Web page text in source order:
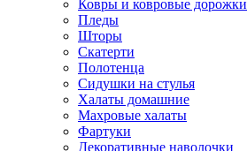
Ковры и ковровые дорожки
Пледы
Шторы
Скатерти
Полотенца
Сидушки на стулья
Халаты домашние
Махровые халаты
Фартуки
Декоративные наволочки